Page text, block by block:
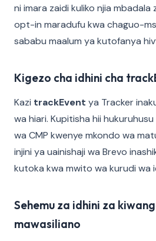
ni imara zaidi kuliko njia
opt-in maradufu kwa chaguo-
sababu maalum ya kutofanya
Kigezo cha idhini cha
Kazi trackEvent ya Tracker
wa hiari. Kupitisha hii
wa CMP kwenye mkondo wa
injini ya uainishaji wa Brevo
kutoka kwa mwito wa kurudi wa
Sehemu za idhini za
mawasiliano